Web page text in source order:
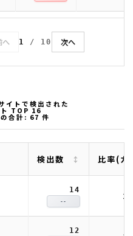
へ 1 / 10 次へ
イトで検出された
ト TOP 16
合計: 67 件
検出数 比率(
14
--
12